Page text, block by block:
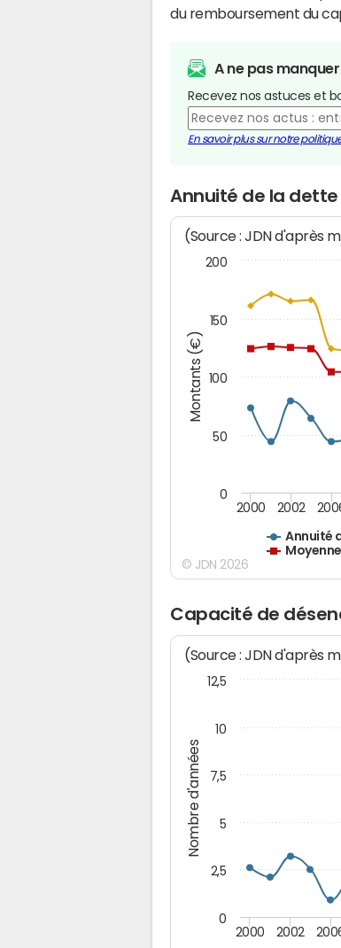
du remboursement du
A ne pas manquer
Recevez nos astuces et
En savoir plus sur notre
Annuité de la
Montants (€)
(Source : JDN d'après
Annuité
2000 2002
0
50
100
150
200
© JDN 2026
Capacité de
Nombre d'années
(Source : JDN d'après
2000 2002
0
2,5
5
7,5
10
12,5